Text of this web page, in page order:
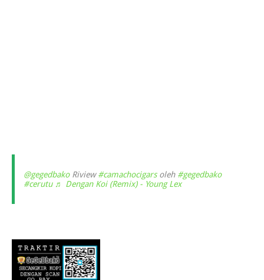
@gegedbakoRiview#camachocigarsoleh #gegedbako
#cerutu ♬ Dengan Koi (Remix) - Young Lex